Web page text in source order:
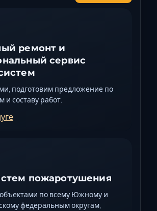
ремонт и
сервис
подготовим предложение по
и составу работ.
пожаротушения
по всему Южному и
федеральным округам,